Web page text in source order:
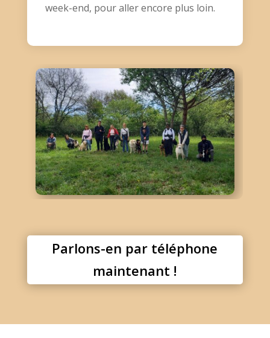
week-end, pour aller encore plus loin.
Parlons-en par téléphone
maintenant !